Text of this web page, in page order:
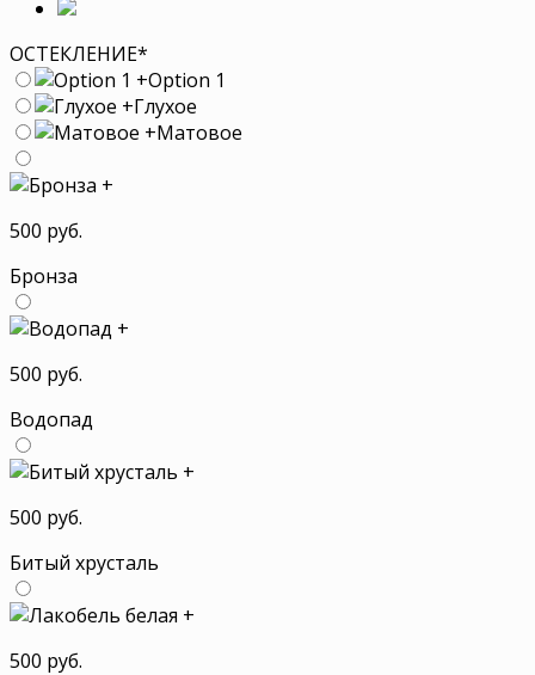
ОСТЕКЛЕНИЕ*
+Option 1
+Глухое
+Матовое
+
500 руб.
Бронза
+
500 руб.
Водопад
+
500 руб.
Битый хрусталь
+
500 руб.